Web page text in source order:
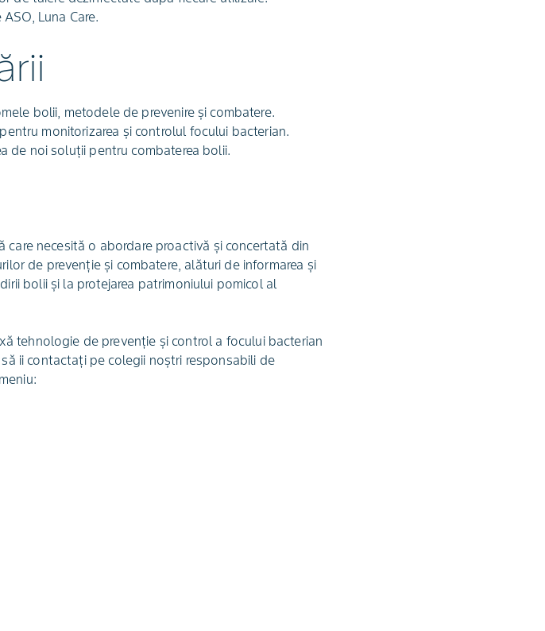
Luna Care.
bolii, metodele de prevenire și combatere.
monitorizarea și controlul focului bacterian.
de noi soluții pentru combaterea bolii.
necesită o abordare proactivă și concertată din
de prevenție și combatere, alături de informarea și
bolii și la protejarea patrimoniului pomicol al
tehnologie de prevenție și control a focului bacterian
ii contactați pe colegii noștri responsabili de